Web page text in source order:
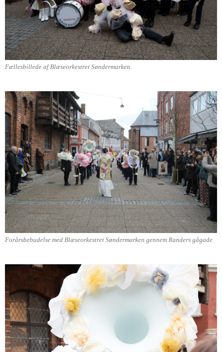
Fællesbillede af Blæseorkestret Søndermarken.
Forårsbebudelse med Blæseorkestret Søndermarken gennem Randers gågade.